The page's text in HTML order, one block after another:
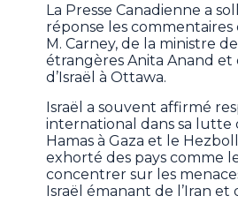
La Presse Canadienne a
réponse les
M. Carney, de la ministre
étrangères Anita Anand et
d’Israël à Ottawa.
Israël a souvent affirmé
international dans sa lutte
Hamas à Gaza et le
exhorté des pays comme
concentrer sur les
Israël émanant de l’Iran et